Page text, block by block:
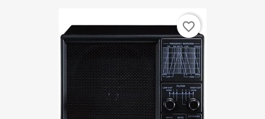
favorite_border